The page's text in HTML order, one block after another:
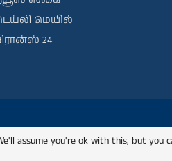
மெயில்
24
assume you're ok with this, but you